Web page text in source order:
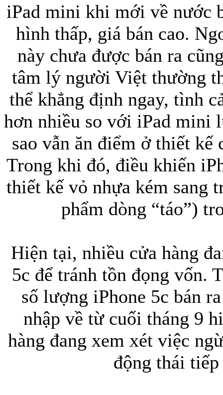
Túi đựng iPad
Túi đựng iPad
Túi đựng
Bao da Samsung
Bao da Samsung
iPad mini khi mới về nước
hình thấp, giá bán cao.
này chưa được bán ra
tâm lý người Việt thường
thể khẳng định ngay, tình
hơn nhiều so với iPad mini
sao vẫn ăn điểm ở thiết kế
Trong khi đó, điều khiến
thiết kế vỏ nhựa kém sang
phẩm dòng “táo”)
Hiện tại, nhiều cửa hàng
5c để tránh tồn đọng vốn.
số lượng iPhone 5c bán
nhập về từ cuối tháng 9
hàng đang xem xét việc
động thái